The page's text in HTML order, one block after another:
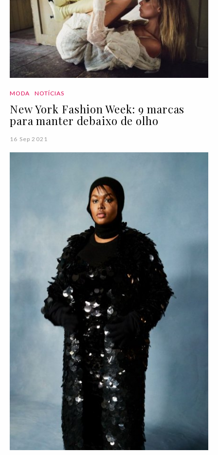
MODA NOTÍCIAS
New York Fashion Week: 9 marcas
para manter debaixo de olho
16 Sep 2021